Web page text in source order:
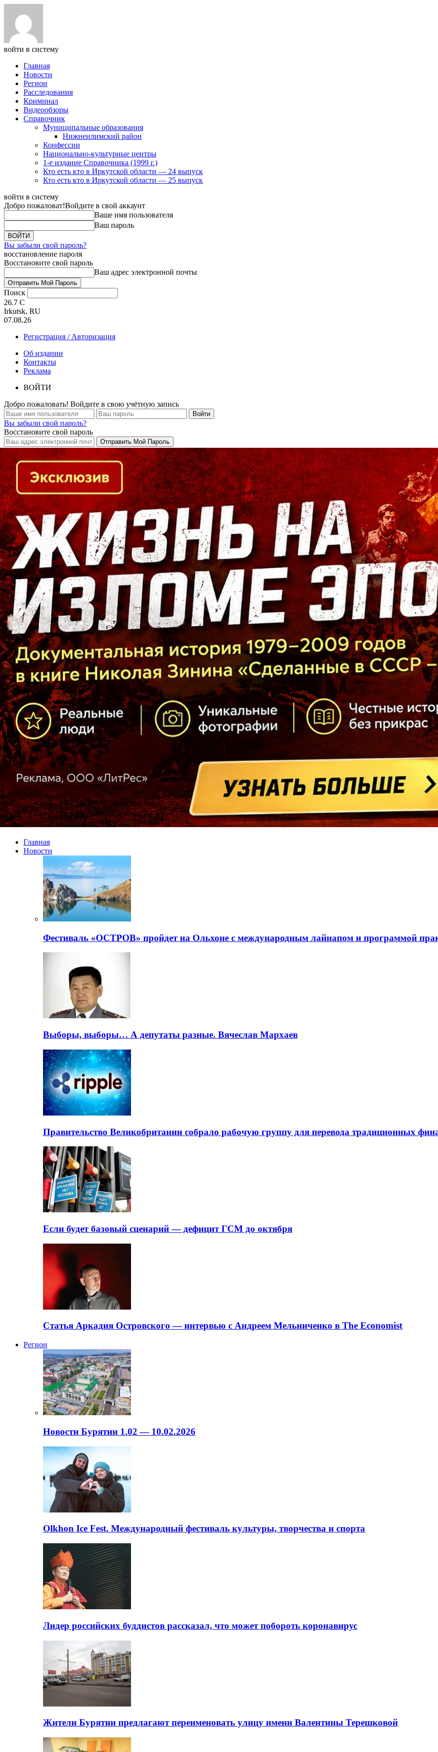
войти в систему
Главная
Новости
Регион
Расследования
Криминал
Видеообзоры
Справочник
Муниципальные образования
Нижнеилимский район
Конфессии
Национально-культурные центры
1-е издание Справочника (1999 г.)
Кто есть кто в Иркутской области — 24 выпуск
Кто есть кто в Иркутской области — 25 выпуск
войти в систему
Добро пожаловат!Войдите в свой аккаунт
Ваше имя пользователя
Ваш пароль
Вы забыли свой пароль?
восстановление пароля
Восстановите свой пароль
Ваш адрес электронной почты
Поиск
26.7 C
Irkutsk, RU
07.08.26
Регистрация / Авторизация
Об издании
Контакты
Реклама
ВОЙТИ
Добро пожаловать! Войдите в свою учётную запись
Вы забыли свой пароль?
Восстановите свой пароль
Кто есть кто в Байкальском регионе
Главная
Новости
Фестиваль «ОСТРОВ» пройдет на Ольхоне с международным лайнапом и программой
Выборы, выборы… А депутаты разные. Вячеслав Мархаев
Правительство Великобритании собрало рабочую группу для перевода традиционных
Если будет базовый сценарий — дефицит ГСМ до октября
Статья Аркадия Островского — интервью с Андреем Мельниченко в The Economist
Регион
Новости Бурятии 1.02 — 10.02.2026
Olkhon Ice Fest. Международный фестиваль культуры, творчества и спорта
Лидер российских буддистов рассказал, что может побороть коронавирус
Жители Бурятии предлагают переименовать улицу имени Валентины Терешковой